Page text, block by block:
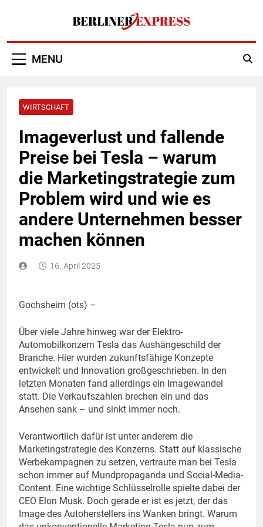
Berliner Express
MENU
WIRTSCHAFT
Imageverlust und fallende
Preise bei Tesla – warum
die Marketingstrategie zum
Problem wird und wie es
andere Unternehmen besser
machen können
16. April 2025
Gochsheim (ots) –
Über viele Jahre hinweg war der Elektro-
Automobilkonzern Tesla das Aushängeschild der
Branche. Hier wurden zukunftsfähige Konzepte
entwickelt und Innovation großgeschrieben. In den
letzten Monaten fand allerdings ein Imagewandel
statt. Die Verkaufszahlen brechen ein und das
Ansehen sank – und sinkt immer noch.
Verantwortlich dafür ist unter anderem die
Marketingstrategie des Konzerns. Statt auf klassische
Werbekampagnen zu setzen, vertraute man bei Tesla
schon immer auf Mundpropaganda und Social-Media-
Content. Eine wichtige Schlüsselrolle spielte dabei der
CEO Elon Musk. Doch gerade er ist es jetzt, der das
Image des Autoherstellers ins Wanken bringt. Warum